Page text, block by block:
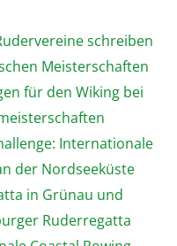
schreiben
Meisterschaften
für den Wiking bei
Internationale
der Nordseeküste
in Grünau und
Ruderregatta